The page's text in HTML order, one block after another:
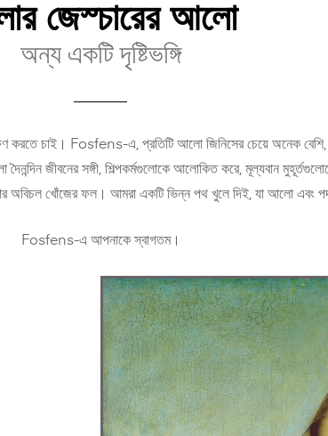
জেস্চারের আলো
অন্য একটি দৃষ্টিভঙ্গি
করতে চাই। Fosfens-এ, প্রতিটি আলো জিনিসের চেয়ে অনেক বেশি,
জীবনের সঙ্গী, শিল্পকর্মগুলোকে আলোকিত করে, মূল্যবান
অবিচল খোঁজের ফল। আমরা একটি ভিন্ন পথ খুলে দিই, যা আলো এবং
Fosfens-এ আপনাকে স্বাগতম।